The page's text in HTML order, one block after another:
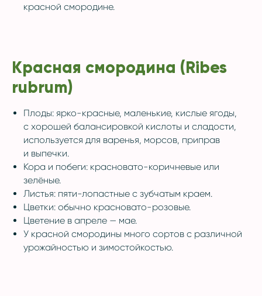
красной смородине.
Красная смородина (Ribes
rubrum)
Плоды: ярко-красные, маленькие, кислые ягоды,
с хорошей балансировкой кислоты и сладости,
используется для варенья, морсов, приправ
и выпечки.
Кора и побеги: красновато-коричневые или
зелёные.
Листья: пяти-лопастные с зубчатым краем.
Цветки: обычно красновато-розовые.
Цветение в апреле — мае.
У красной смородины много сортов с различной
урожайностью и зимостойкостью.